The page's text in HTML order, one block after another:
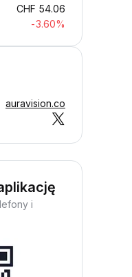
CHF 54.06
-3.60%
auravision.co
i